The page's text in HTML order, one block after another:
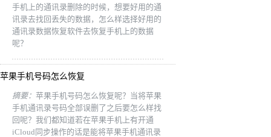
手机上的通讯录删除的时候，想要好用的通
讯录去找回丢失的数据，怎么样选择好用的
通讯录数据恢复软件去恢复手机上的数据
呢？
苹果手机号码怎么恢复
摘要： 苹果手机号码怎么恢复呢？当将苹果
手机通讯录号码全部误删了之后要怎么样找
回呢？我们都知道若在苹果手机上有开通
iCloud同步操作的话是能将苹果手机通讯录